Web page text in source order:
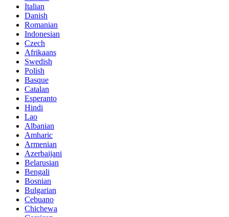
Italian
Danish
Romanian
Indonesian
Czech
Afrikaans
Swedish
Polish
Basque
Catalan
Esperanto
Hindi
Lao
Albanian
Amharic
Armenian
Azerbaijani
Belarusian
Bengali
Bosnian
Bulgarian
Cebuano
Chichewa